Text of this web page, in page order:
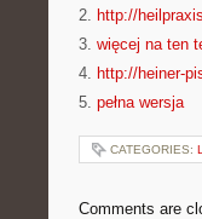
2. http://
3. więcej na ten
4. http://heiner-
5. pełna wersja
CATEGORIES:
Comments are